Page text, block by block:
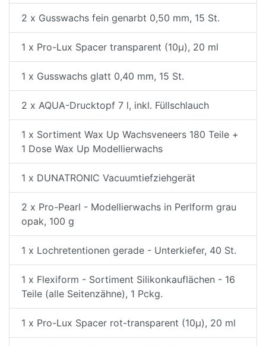
2 x Gusswachs fein genarbt 0,50 mm, 15 St.
1 x Pro-Lux Spacer transparent (10µ), 20 ml
1 x Gusswachs glatt 0,40 mm, 15 St.
2 x AQUA-Drucktopf 7 l, inkl. Füllschlauch
1 x Sortiment Wax Up Wachsveneers 180 Teile +
1 Dose Wax Up Modellierwachs
1 x DUNATRONIC Vacuumtiefziehgerät
2 x Pro-Pearl - Modellierwachs in Perlform grau
opak, 100 g
1 x Lochretentionen gerade - Unterkiefer, 40 St.
1 x Flexiform - Sortiment Silikonkauflächen - 16
Teile (alle Seitenzähne), 1 Pckg.
1 x Pro-Lux Spacer rot-transparent (10µ), 20 ml